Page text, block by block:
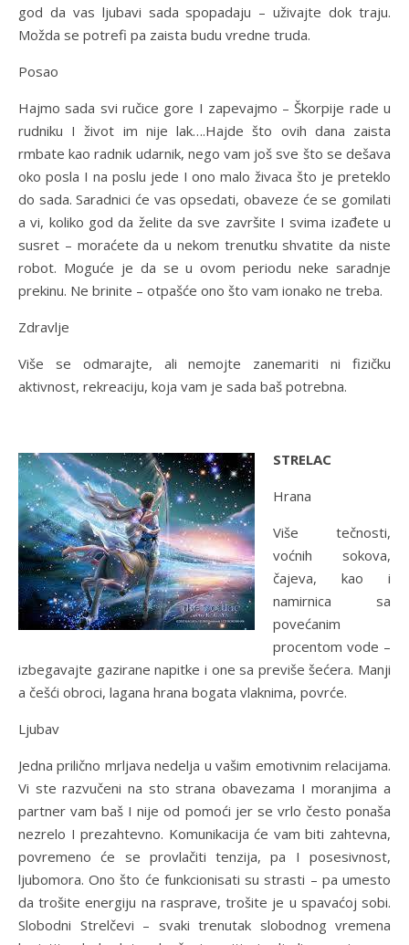
god da vas ljubavi sada spopadaju – uživajte dok traju.
Možda se potrefi pa zaista budu vredne truda.
Posao
Hajmo sada svi ručice gore I zapevajmo – Škorpije rade u
rudniku I život im nije lak….Hajde što ovih dana zaista
rmbate kao radnik udarnik, nego vam još sve što se dešava
oko posla I na poslu jede I ono malo živaca što je preteklo
do sada. Saradnici će vas opsedati, obaveze će se gomilati
a vi, koliko god da želite da sve završite I svima izađete u
susret – moraćete da u nekom trenutku shvatite da niste
robot. Moguće je da se u ovom periodu neke saradnje
prekinu. Ne brinite – otpašće ono što vam ionako ne treba.
Zdravlje
Više se odmarajte, ali nemojte zanemariti ni fizičku
aktivnost, rekreaciju, koja vam je sada baš potrebna.
STRELAC
Hrana
Više tečnosti,
voćnih sokova,
čajeva, kao i
namirnica sa
povećanim
procentom vode –
izbegavajte gazirane napitke i one sa previše šećera. Manji
a češći obroci, lagana hrana bogata vlaknima, povrće.
Ljubav
Jedna prilično mrljava nedelja u vašim emotivnim relacijama.
Vi ste razvučeni na sto strana obavezama I moranjima a
partner vam baš I nije od pomoći jer se vrlo često ponaša
nezrelo I prezahtevno. Komunikacija će vam biti zahtevna,
povremeno će se provlačiti tenzija, pa I posesivnost,
ljubomora. Ono što će funkcionisati su strasti – pa umesto
da trošite energiju na rasprave, trošite je u spavaćoj sobi.
Slobodni Strelčevi – svaki trenutak slobodnog vremena